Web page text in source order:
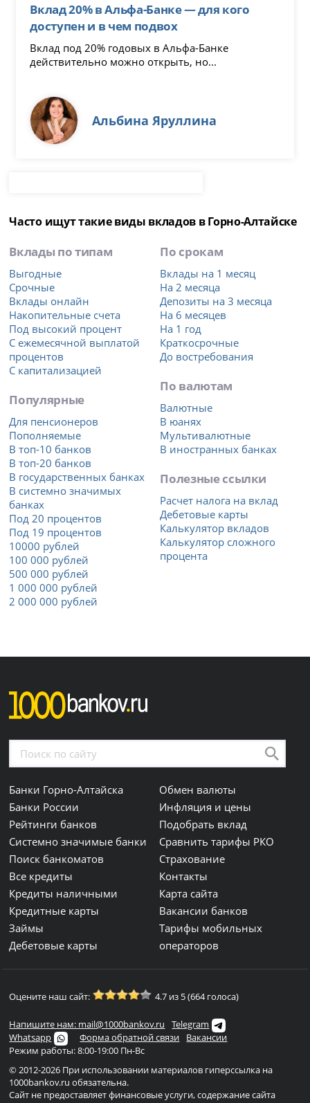
Вклад 20% в Альфа-Банке — для кого
доступен и в чем подвох
Вклад под 20% годовых в Альфа-Банке
действительно можно открыть, но...
Альбина Яруллина
Часто ищут такие виды вкладов в Горно-Алтайске
Вклады по типам
Выгодные
Срочные
Вклады онлайн
Накопительные счета
Под высокий процент
С ежемесячной выплатой
процентов
С капитализацией
Популярные
Для пенсионеров
Пополняемые
В топ-10 банков
В топ-20 банков
В государственных банках
В системно значимых
банках
Под 20 процентов
Под 19 процентов
10000 рублей
100 000 рублей
500 000 рублей
1 000 000 рублей
2 000 000 рублей
По срокам
Вклады на 1 месяц
На 2 месяца
Депозиты на 3 месяца
На 6 месяцев
На 1 год
Краткосрочные
До востребования
По валютам
Валютные
В юанях
Мультивалютные
В иностранных банках
Полезные ссылки
Расчет налога на вклад
Дебетовые карты
Калькулятор вкладов
Калькулятор сложного
процента
Банки Горно-Алтайска
Банки России
Рейтинги банков
Системно значимые банки
Поиск банкоматов
Все кредиты
Кредиты наличными
Кредитные карты
Займы
Дебетовые карты
Обмен валюты
Инфляция и цены
Подобрать вклад
Сравнить тарифы РКО
Страхование
Контакты
Карта сайта
Вакансии банков
Тарифы мобильных
операторов
Оцените наш сайт: 4.7 из 5 (664 голоса)
Напишите нам: mail@1000bankov.ru
Telegram
Whatsapp
Форма обратной связи
Вакансии
Режим работы: 8:00-19:00 Пн-Вс
© 2012-2026 При использовании материалов гиперссылка на
1000bankov.ru обязательна.
Сайт не предоставляет финансовые услуги, содержание сайта